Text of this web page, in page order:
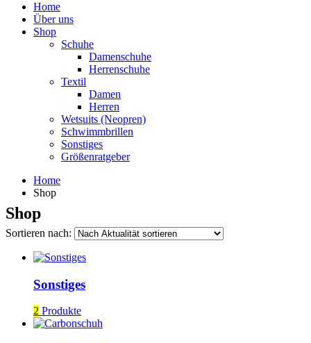
Home
Über uns
Shop
Schuhe
Damenschuhe
Herrenschuhe
Textil
Damen
Herren
Wetsuits (Neopren)
Schwimmbrillen
Sonstiges
Größenratgeber
Home
Shop
Shop
Sortieren nach:
Sonstiges
2 Produkte